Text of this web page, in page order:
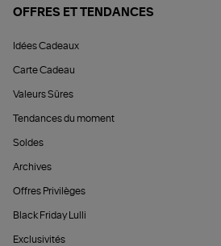
OFFRES ET TENDANCES
Idées Cadeaux
Carte Cadeau
Valeurs Sûres
Tendances du moment
Soldes
Archives
Offres Privilèges
Black Friday Lulli
Exclusivités